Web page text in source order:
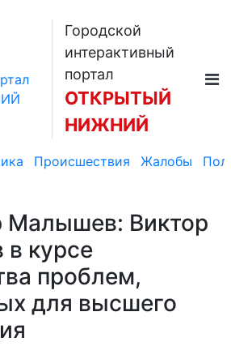
Городской
интерактивный
портал
ОТКРЫТЫЙ
НИЖНИЙ
Происшествия Жалобы
Малышев: Виктор
в курсе
проблем,
для высшего